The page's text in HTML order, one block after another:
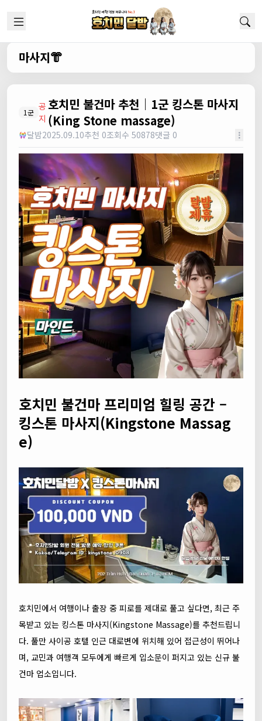
마사지👘
1군
공
지
호치민 불건마 추천｜1군 킹스톤 마사지
(King Stone massage)
달밤2025.09.10추천 0조회수 50878댓글 0
호치민 불건마 프리미엄 힐링 공간 –
킹스톤 마사지(Kingstone Massag
e)
호치민에서 여행이나 출장 중 피로를 제대로 풀고 싶다면, 최근 주
목받고 있는 킹스톤 마사지(Kingstone Massage)를 추천드립니
다. 풀만 사이공 호텔 인근 대로변에 위치해 있어 접근성이 뛰어나
며, 교민과 여행객 모두에게 빠르게 입소문이 퍼지고 있는 신규 불
건마 업소입니다.